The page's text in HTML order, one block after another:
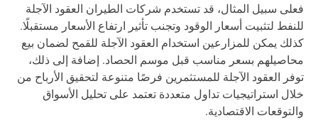
سبيل المثال، قد تستخدم شركات الطيران العقود الآجلة
لتثبيت أسعار الوقود وتجنب تأثير ارتفاع الأسعار مستقبلًا.
يمكن للمزارعين استخدام العقود الآجلة للقمح لضمان بيع
بسعر مناسب قبل موسم الحصاد. إضافة إلى ذلك،
العقود الآجلة للمستثمرين فرصًا متنوعة لتحقيق الأرباح من
استراتيجيات تداول متعددة تعتمد على تحليل الأسواق
الاقتصادية.